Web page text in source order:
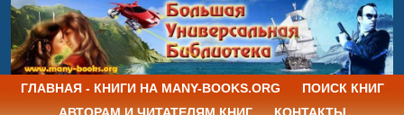
ГЛАВНАЯ - КНИГИ НА MANY-BOOKS.ORG
ПОИСК КНИГ